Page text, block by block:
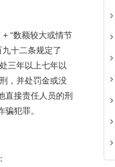
+ “数额较大或情节
十二条规定了
三年以上七年以
，并处罚金或没
直接责任人员的刑
犯罪。